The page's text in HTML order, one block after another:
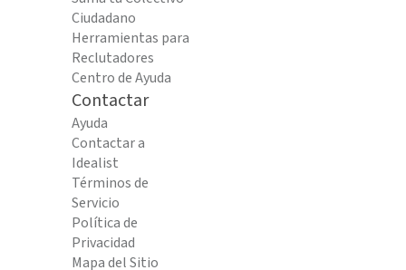
Ciudadano
Herramientas para
Reclutadores
Centro de Ayuda
Contactar
Ayuda
Contactar a
Idealist
Términos de
Servicio
Política de
Privacidad
Mapa del Sitio